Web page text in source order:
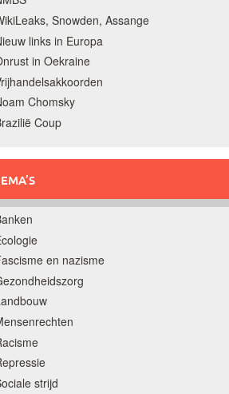
Snowden, Assange
links in Europa
in Oekraine
Chomsky
Coup
en nazisme
strijd